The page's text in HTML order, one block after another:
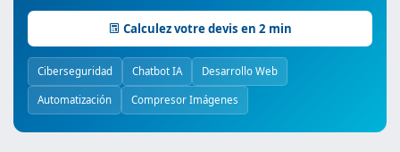
Calculez votre devis en 2 min
Ciberseguridad Chatbot IA Desarrollo Web
Automatización Compresor Imágenes